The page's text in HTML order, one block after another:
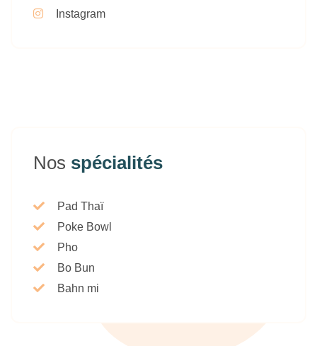
Instagram
Nos spécialités
Pad Thaï
Poke Bowl
Pho
Bo Bun
Bahn mi